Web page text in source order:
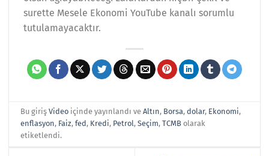
surette Mesele Ekonomi YouTube kanalı sorumlu
tutulamayacaktır.
Bu girişVideo içinde yayınlandı veAltın, Borsa,dolar, Ekonomi,
enflasyon, Faiz,fed, Kredi, Petrol,Seçim,TCMB olarak
etiketlendi.